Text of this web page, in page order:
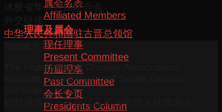
属会名表
Affiliated Members
理事及属会
现任理事
Present Committee
历届理事
Past Committee
会长专页
Presidents Column
沐胶省华人社团联合会
中华人民共和国驻古晋总领馆
The Federation of Chinese Associations,
Kuching, Samarahan and Serian Division,
砂拉越古晋三马拉汉及西连省华人社团总会